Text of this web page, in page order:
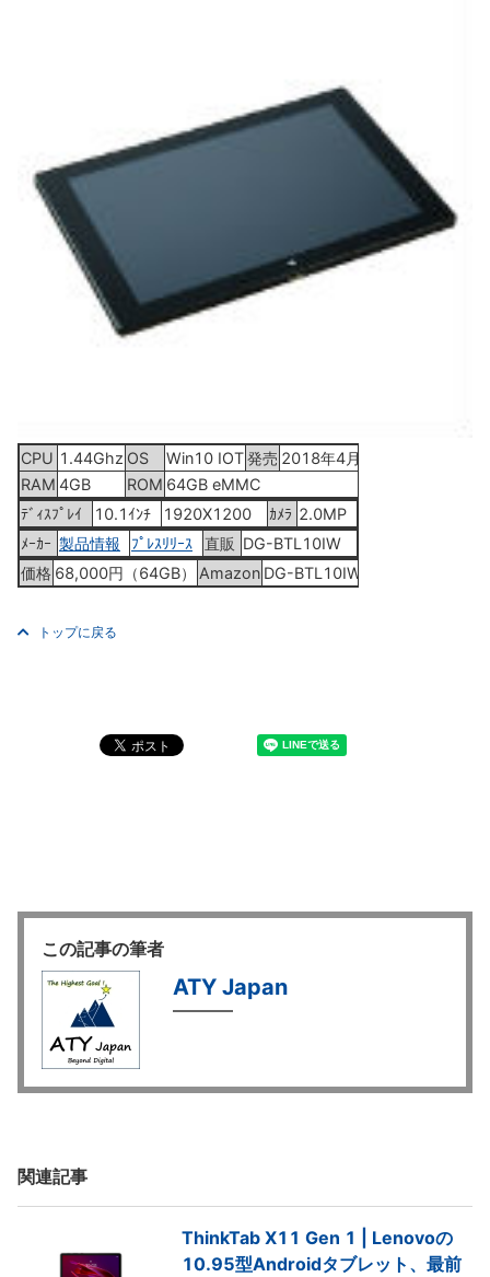
CPU 1.44Ghz OS Win10 IOT発売 2018年4月20日
RAM 4GB ROM 64GB eMMC
ﾃﾞｨｽﾌﾟﾚｲ
10.1ｲﾝﾁ 1920X1200 ｶﾒﾗ 2.0MP
ﾒｰｶｰ 製品情報 ﾌﾟﾚｽﾘﾘｰｽ 直販 DG-BTL10IW
価格 68,000円（64GB） Amazon DG-BTL10IW
トップに戻る
この記事の筆者
ATY Japan
関連記事
ThinkTab X11 Gen 1 | Lenovoの
10.95型Androidタブレット、最前